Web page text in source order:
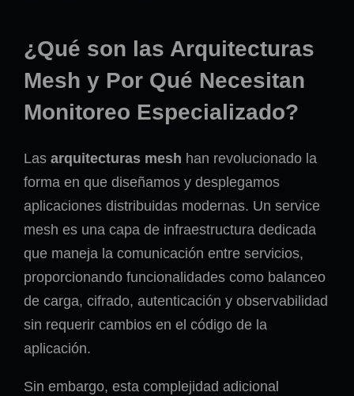
¿Qué son las Arquitecturas
Mesh y Por Qué Necesitan
Monitoreo Especializado?
Las arquitecturas mesh han revolucionado la
forma en que diseñamos y desplegamos
aplicaciones distribuidas modernas. Un service
mesh es una capa de infraestructura dedicada
que maneja la comunicación entre servicios,
proporcionando funcionalidades como balanceo
de carga, cifrado, autenticación y observabilidad
sin requerir cambios en el código de la
aplicación.
Sin embargo, esta complejidad adicional